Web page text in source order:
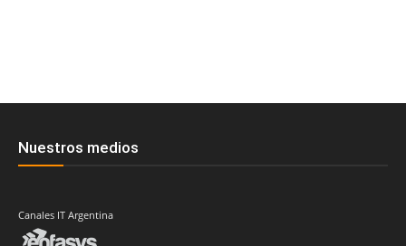
Nuestros medios
Canales IT Argentina